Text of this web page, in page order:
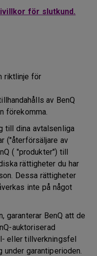
för slutkund.
riktlinje för
av BenQ
förekomma.
till dina avtalsenliga
("återförsäljare av
( "produkter") till
rättigheter du har
Dessa rättigheter
inte på något
garanterar BenQ att de
auktoriserad
eller tillverkningsfel
under garantiperioden.